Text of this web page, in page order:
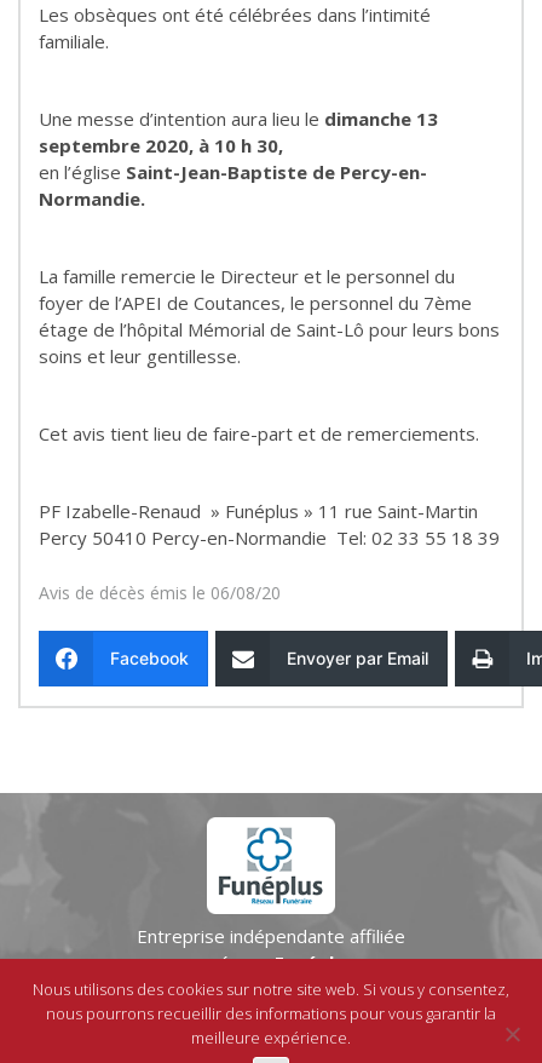
Les obsèques ont été célébrées dans l’intimité
familiale.
Une messe d’intention aura lieu le dimanche 13
septembre 2020, à 10 h 30,
en l’église Saint-Jean-Baptiste de Percy-en-
Normandie.
La famille remercie le Directeur et le personnel du
foyer de l’APEI de Coutances, le personnel du 7ème
étage de l’hôpital Mémorial de Saint-Lô pour leurs bons
soins et leur gentillesse.
Cet avis tient lieu de faire-part et de remerciements.
PF Izabelle-Renaud » Funéplus » 11 rue Saint-Martin
Percy 50410 Percy-en-Normandie Tel: 02 33 55 18 39
Avis de décès émis le 06/08/20
Facebook Envoyer par Email
Entreprise indépendante affiliée
au réseauFunéplus
Mentions légales-Contact-© IPSO
Nous utilisons des cookies sur notre site web. Si vous y consentez,
nous pourrons recueillir des informations pour vous garantir la
meilleure expérience.